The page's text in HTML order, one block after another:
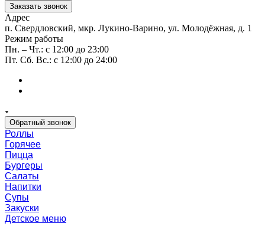
Заказать звонок
Адрес
п. Свердловский, мкр. Лукино-Варино, ул. Молодёжная, д. 1
Режим работы
Пн. – Чт.: с 12:00 до 23:00
Пт. Сб. Вс.: с 12:00 до 24:00
Обратный звонок
Роллы
Горячее
Пицца
Бургеры
Салаты
Напитки
Супы
Закуски
Детское меню